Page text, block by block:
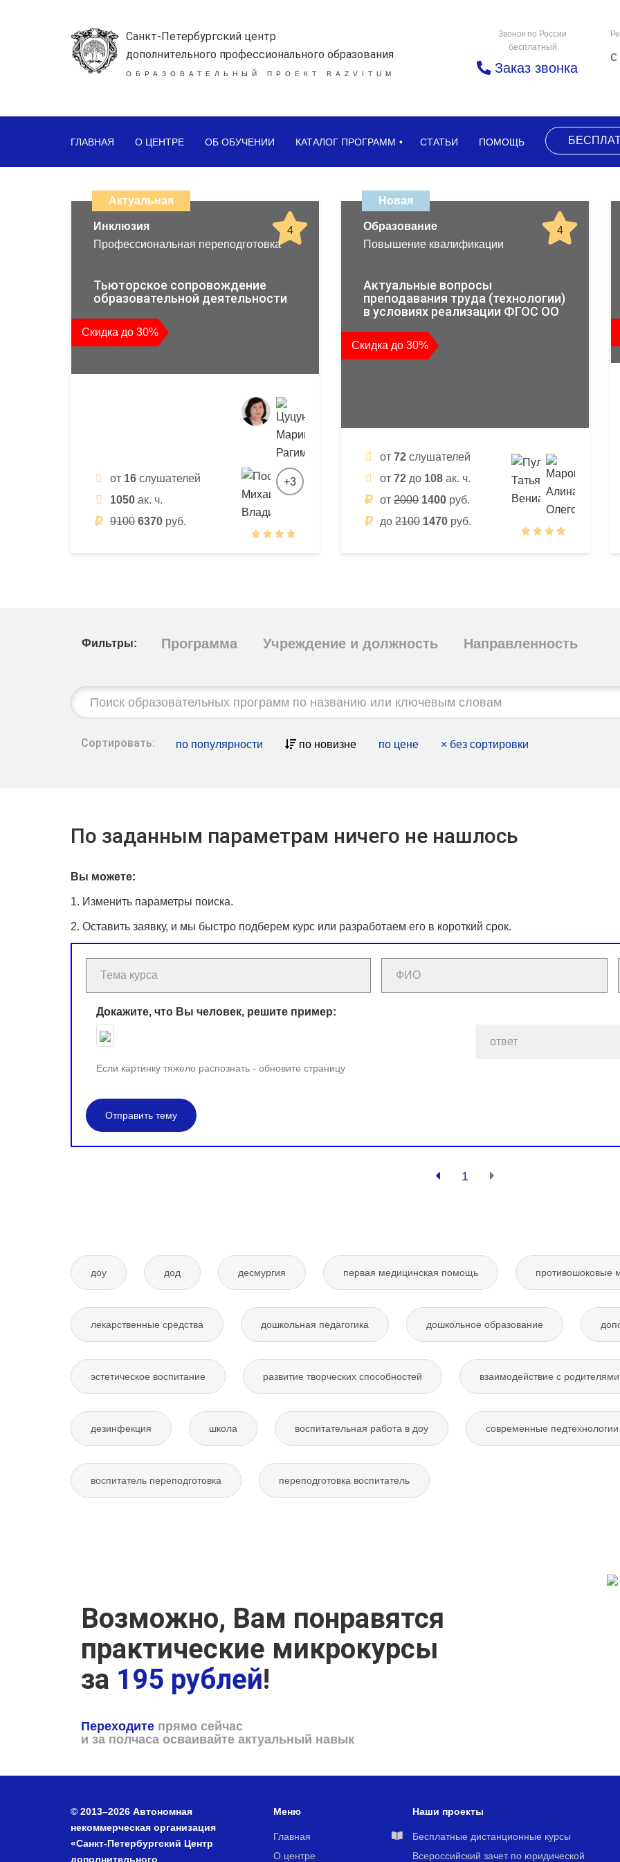
Санкт-Петербургский центр
дополнительного профессионального образования
ОБРАЗОВАТЕЛЬНЫЙ ПРОЕКТ RAZVITUM
Звонок по России
бесплатный
Заказ звонка
ГЛАВНАЯ О ЦЕНТРЕ ОБ ОБУЧЕНИИ КАТАЛОГ ПРОГРАММ СТАТЬИ ПОМОЩЬ
дистанционных
образовательных
повышения
квалификации
и
профессиональной
переподготовки
Актуальная
4
Инклюзия
Профессиональная переподготовка
Тьюторское сопровождение
образовательной деятельности
Скидка до 30%
от 16 слушателей
1050 ак. ч.
9100 6370 руб.
+3
Новая
4
Образование
Повышение квалификации
Актуальные вопросы
преподавания труда (технологии)
в условиях реализации ФГОС ОО
Скидка до 30%
от 72 слушателей
от 72 до 108 ак. ч.
от 2000 1400 руб.
до 2100 1470 руб.
Фильтры: Программа Учреждение и должность Направленность
Строка
поиска:
Сортировать: по популярности по новизне по цене × без сортировки
По заданным параметрам ничего не нашлось
Вы можете:
1. Изменить параметры поиска.
2. Оставить заявку, и мы быстро подберем курс или разработаем его в короткий срок.
Докажите, что Вы человек, решите пример:
Если картинку тяжело распознать - обновите страницу
Отправить тему
1
доу дод десмургия первая медицинская помощь противошоковые
лекарственные средства дошкольная педагогика дошкольное образование
эстетическое воспитание развитие творческих способностей взаимодействие с родителями
дезинфекция школа воспитательная работа в доу современные
воспитатель переподготовка переподготовка воспитатель
Возможно, Вам понравятся
практические микрокурсы
за 195 рублей!
Переходите прямо сейчас
и за полчаса осваивайте актуальный навык
© 2013–2026 Автономная
некоммерческая организация
«Санкт-Петербургский Центр
дополнительного
Меню
Главная
О центре
Наши проекты
Бесплатные дистанционные курсы
Всероссийский зачет по юридической